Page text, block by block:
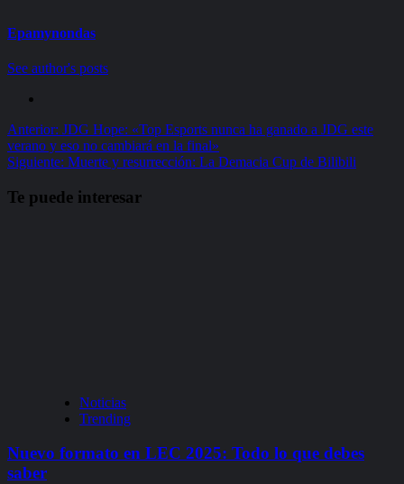
Epamynondas
See author's posts
Navegación
de
Anterior: JDG Hope: «Top Esports nunca ha ganado a JDG este
verano y eso no cambiará en la final»
Siguiente: Muerte y resurrección: La Demacia Cup de Bilibili
Te puede interesar
Noticias
Trending
Nuevo formato en LEC 2025: Todo lo que debes
saber